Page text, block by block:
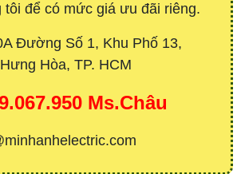
tôi để có mức giá ưu đãi riêng.
Đường Số 1, Khu Phố 13,
Hòa, TP. HCM
Ms.Châu